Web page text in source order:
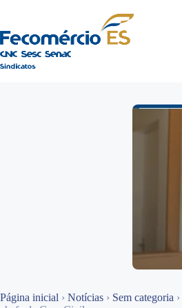
o
conteúdo
Página inicial › Notícias › Sem categoria ›